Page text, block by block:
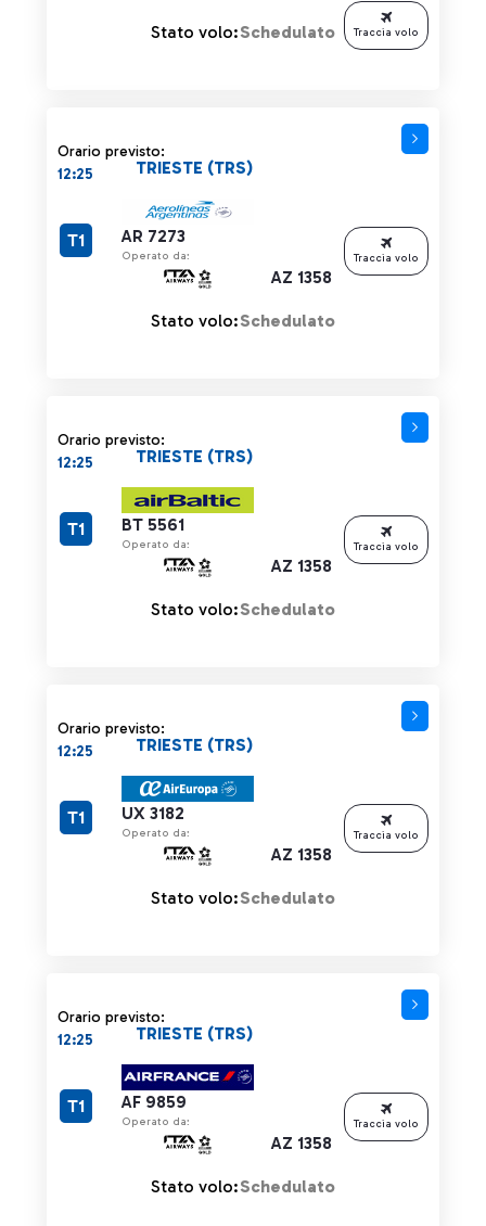
Stato volo:Schedulato Traccia volo
Orario previsto:
12:25
AR 7273
Operato da:
AZ 1358
TRIESTE (TRS)
T1
Stato volo:Schedulato
Traccia volo
Orario previsto:
12:25
BT 5561
Operato da:
AZ 1358
TRIESTE (TRS)
T1
Stato volo:Schedulato
Traccia volo
Orario previsto:
12:25
UX 3182
Operato da:
AZ 1358
TRIESTE (TRS)
T1
Stato volo:Schedulato
Traccia volo
Orario previsto:
12:25
AF 9859
Operato da:
AZ 1358
TRIESTE (TRS)
T1
Stato volo:Schedulato
Traccia volo